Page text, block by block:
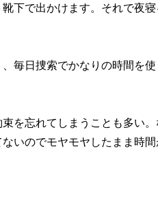
下で出かけます。それで夜
毎日捜索でかなりの時間を
を忘れてしまうことも多い
いのでモヤモヤしたまま時